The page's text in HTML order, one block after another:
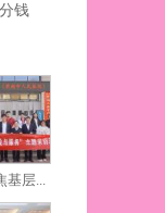
钱
基层...